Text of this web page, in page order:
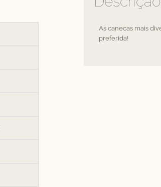
As canecas mais
preferida!